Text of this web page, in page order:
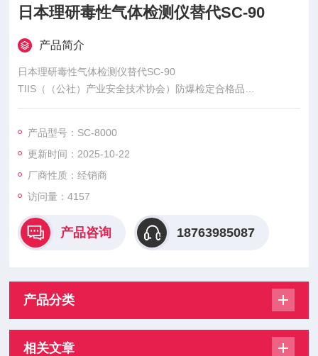
日本理研毒性气体检测仪替代SC-90
产品简介
日本理研毒性气体检测仪替代SC-90
TIIS（（公社）产业安全技术协会）防爆检定合格品
ATEX（欧洲防爆设备指令）防爆检定合格品
CE Marking 符合品
产品型号：SC-8000
更新时间：2025-10-22
厂商性质：经销商
访问量：4157
产品咨询 18763985087
产品分类
相关文章